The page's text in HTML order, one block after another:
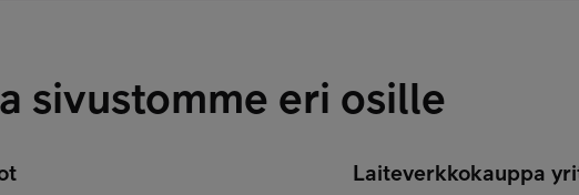
sivustomme eri osille
Laiteverkkokauppa